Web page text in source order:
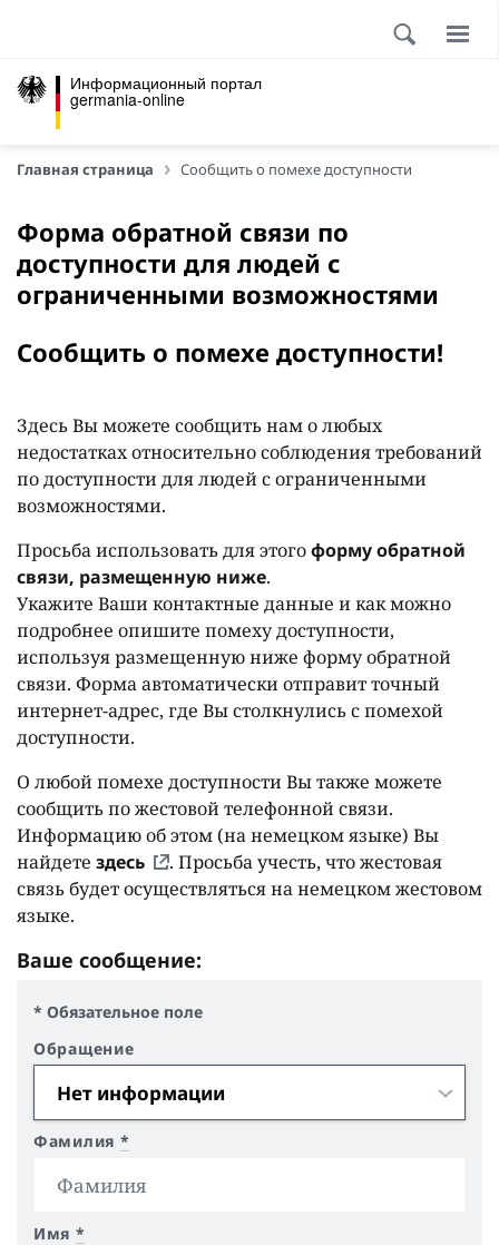
Информационный портал
germania-online
Главная страница Сообщить о помехе доступности
Форма обратной связи по
доступности для людей с
ограниченными возможностями
Сообщить о помехе доступности!
Здесь Вы можете сообщить нам о любых
недостатках относительно соблюдения требований
по доступности для людей с ограниченными
возможностями.
Просьба использовать для этогоформу обратной
связи, размещенную ниже.
Укажите Ваши контактные данные и как можно
подробнее опишите помеху доступности,
используя размещенную ниже форму обратной
связи. Форма автоматически отправит точный
интернет-адрес, где Вы столкнулись с помехой
доступности.
О любой помехе доступности Вы также можете
сообщить по жестовой телефонной связи.
Информацию об этом (на немецком языке) Вы
найдете здесь
. Просьба учесть, что жестовая
связь будет осуществляться на немецком жестовом
языке.
Ваше сообщение:
* Обязательное поле
Обращение
Фамилия *
Имя *